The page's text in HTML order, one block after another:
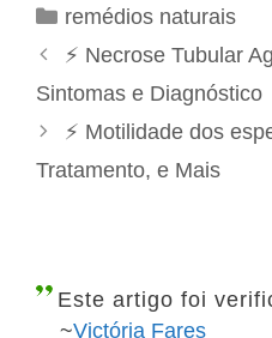
C
a
g
o
s
remédios naturais
N
a
g
⚡ Necrose Tubular
Sintomas e Diagnóstico
⚡ Motilidade dos
Tratamento, e Mais
Este artigo foi
~Victória Fares